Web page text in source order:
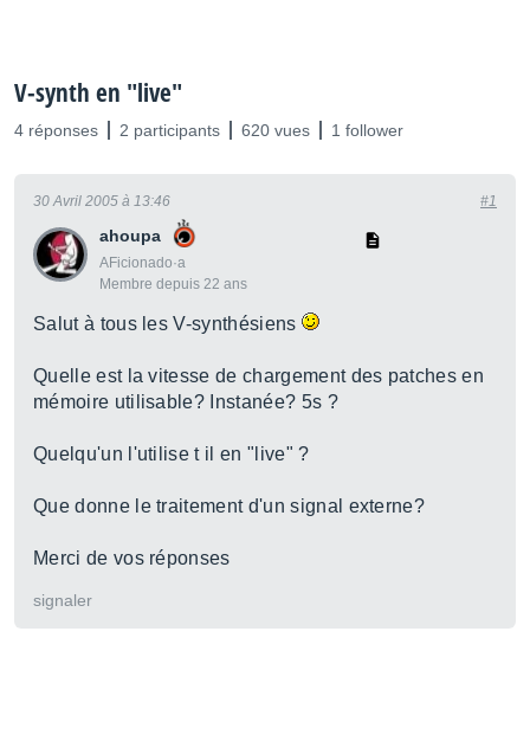
V-synth en "live"
4 réponses 2 participants 620 vues 1 follower
ahoupa
AFicionado·a
Membre depuis 22 ans
30 Avril 2005 à 13:46 #1
Salut à tous les V-synthésiens
Quelle est la vitesse de chargement des patches en
mémoire utilisable? Instanée? 5s ?
Quelqu'un l'utilise t il en "live" ?
Que donne le traitement d'un signal externe?
Merci de vos réponses
signaler